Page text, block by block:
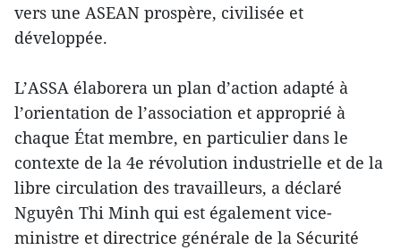
vers une ASEAN prospère, civilisée et
développée.
L’ASSA élaborera un plan d’action adapté à
l’orientation de l’association et approprié à
chaque État membre, en particulier dans le
contexte de la 4e révolution industrielle et de la
libre circulation des travailleurs, a déclaré
Nguyên Thi Minh qui est également vice-
ministre et directrice générale de la Sécurité